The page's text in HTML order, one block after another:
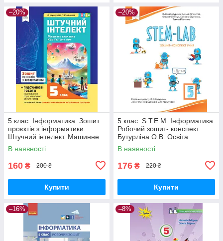
–20%
5 клас. Інформатика. Зошит
проєктів з інформатики.
Штучний інтелект. Машинне
навчання. Комп’ютерні ігри.
Коршунова О.В. Освіта
В наявності
160 ₴ 200 ₴
Купити
–20%
5 клас. S.T.E.M. Інформатика.
Робочий зошит- конспект.
Бутурліна О.В. Освіта
В наявності
176 ₴ 220 ₴
Купити
–16% –8%